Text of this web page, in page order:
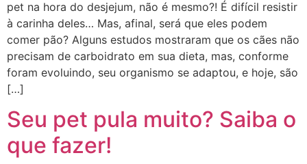
pet na hora do desjejum, não é mesmo?! É difícil resistir
à carinha deles… Mas, afinal, será que eles podem
comer pão? Alguns estudos mostraram que os cães não
precisam de carboidrato em sua dieta, mas, conforme
foram evoluindo, seu organismo se adaptou, e hoje, são
[…]
Seu pet pula muito? Saiba o
que fazer!